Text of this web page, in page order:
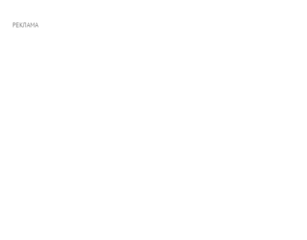
РЕКЛАМА